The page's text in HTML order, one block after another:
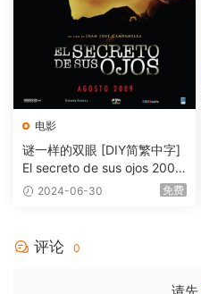
电影
谜一样的双眼 [DIY简繁中字]
El secreto de sus ojos 2009
1080p Blu-ray AVC DTS-HD
2024-06-30 免费
评论 0